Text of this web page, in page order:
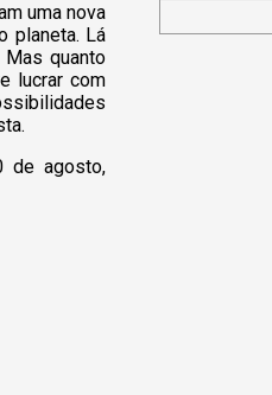
uma nova
planeta. Lá
quanto
lucrar com
de agosto,